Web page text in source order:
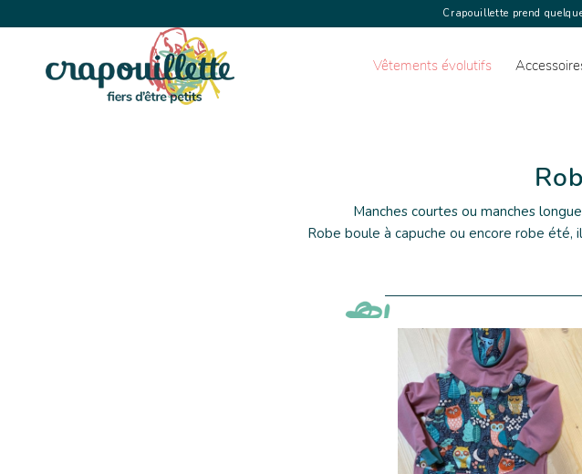
Crapouillette prend
Vêtements évolutifs
Manches courtes ou manches
Robe boule à capuche ou encore robe été,